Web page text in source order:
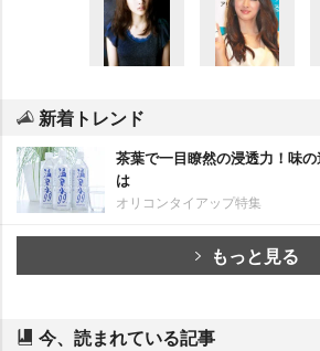
新着トレンド
茶葉で一目瞭然の浸透力！味
は
オリコンタイアップ特集
もっと見る
今、読まれている記事